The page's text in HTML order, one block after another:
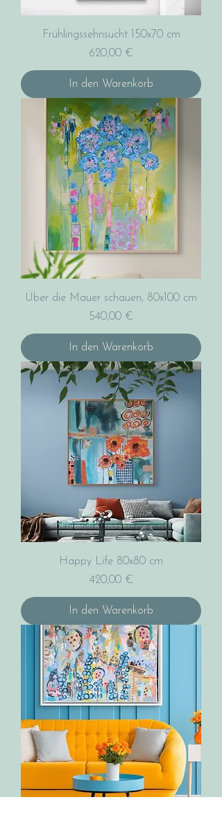
Frühlingssehnsucht 150x70 cm
Preis
620,00 €
In den Warenkorb
Über die Mauer schauen, 80x100 cm
Preis
540,00 €
In den Warenkorb
Happy Life 80x80 cm
Preis
420,00 €
In den Warenkorb